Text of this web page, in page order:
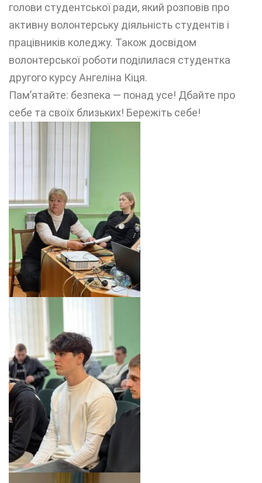
голови студентської ради, який розповів про
активну волонтерську діяльність студентів і
працівників коледжу. Також досвідом
волонтерської роботи поділилася студентка
другого курсу Ангеліна Кіця.
Пам’ятайте: безпека — понад усе! Дбайте про
себе та своїх близьких! Бережіть себе!